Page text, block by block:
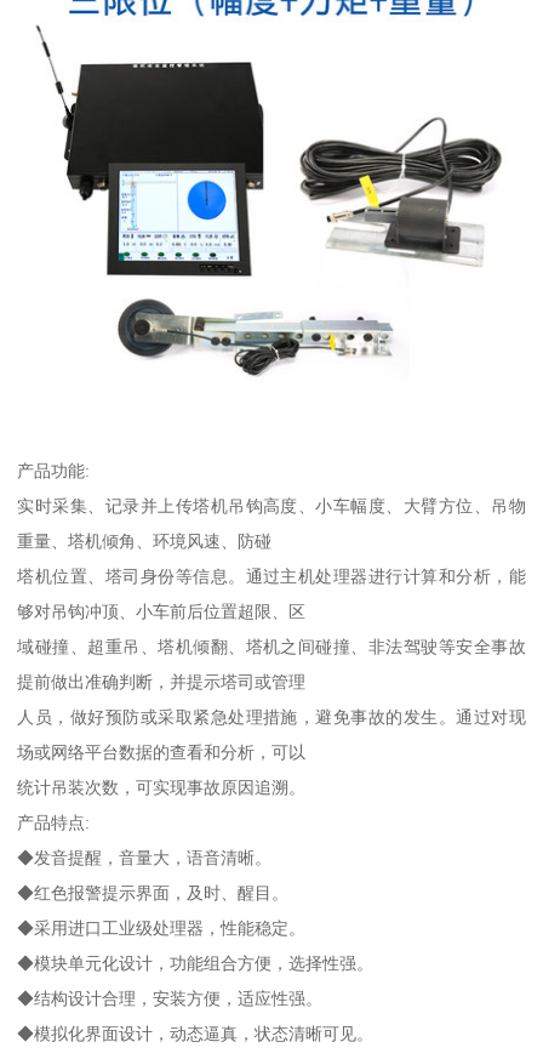
产品功能:
实时采集、记录并上传塔机吊钩高度、小车幅度、大臂方位、吊物
重量、塔机倾角、环境风速、防碰
塔机位置、塔司身份等信息。通过主机处理器进行计算和分析，能
够对吊钩冲顶、小车前后位置超限、区
域碰撞、超重吊、塔机倾翻、塔机之间碰撞、非法驾驶等安全事故
提前做出准确判断，并提示塔司或管理
人员，做好预防或采取紧急处理措施，避免事故的发生。通过对现
场或网络平台数据的查看和分析，可以
统计吊装次数，可实现事故原因追溯。
产品特点:
◆发音提醒，音量大，语音清晰。
◆红色报警提示界面，及时、醒目。
◆采用进口工业级处理器，性能稳定。
◆模块单元化设计，功能组合方便，选择性强。
◆结构设计合理，安装方便，适应性强。
◆模拟化界面设计，动态逼真，状态清晰可见。